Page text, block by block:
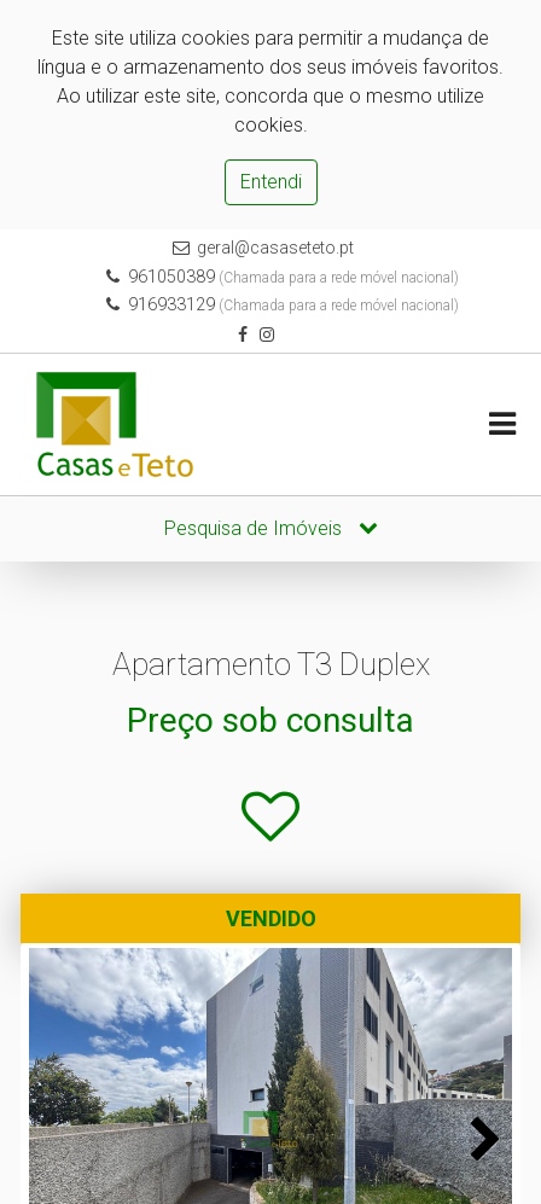
Este site utiliza cookies para permitir a mudança de
língua e o armazenamento dos seus imóveis favoritos.
Ao utilizar este site, concorda que o mesmo utilize
cookies.
Entendi
geral@casaseteto.pt
961050389 (Chamada para a rede móvel nacional)
916933129 (Chamada para a rede móvel nacional)
Pesquisa de Imóveis
Apartamento T3 Duplex
Preço sob consulta
VENDIDO
Next